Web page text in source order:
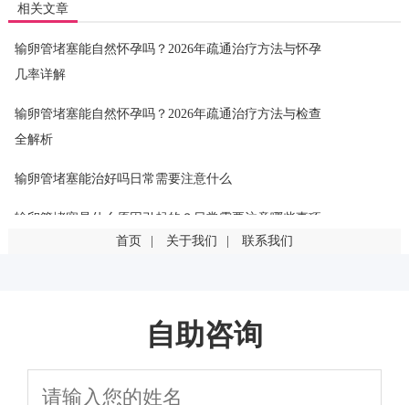
相关文章
输卵管堵塞能自然怀孕吗？2026年疏通治疗方法与怀孕
几率详解
输卵管堵塞能自然怀孕吗？2026年疏通治疗方法与检查
全解析
输卵管堵塞能治好吗日常需要注意什么
输卵管堵塞是什么原因引起的？日常需要注意哪些事项
首页 关于我们 联系我们
自助咨询